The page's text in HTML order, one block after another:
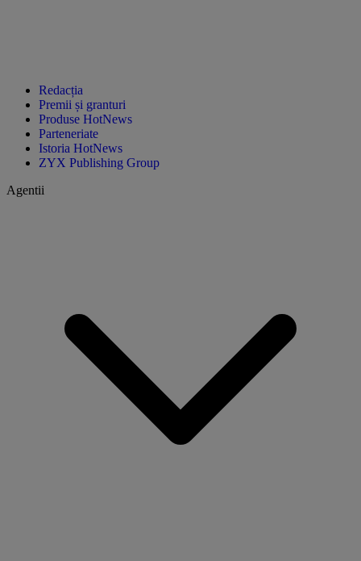
Redacția
Premii și granturi
Produse HotNews
Parteneriate
Istoria HotNews
ZYX Publishing Group
Agentii